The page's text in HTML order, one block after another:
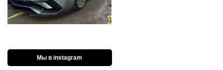
Мы в instagram